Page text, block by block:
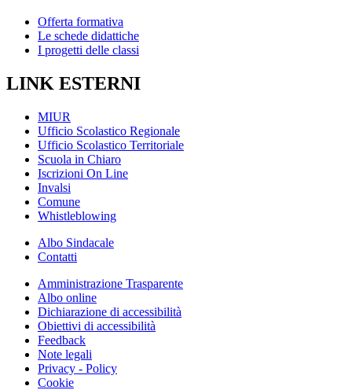
Offerta formativa
Le schede didattiche
I progetti delle classi
LINK ESTERNI
MIUR
Ufficio Scolastico Regionale
Ufficio Scolastico Territoriale
Scuola in Chiaro
Iscrizioni On Line
Invalsi
Comune
Whistleblowing
Albo Sindacale
Contatti
Amministrazione Trasparente
Albo online
Dichiarazione di accessibilità
Obiettivi di accessibilità
Feedback
Note legali
Privacy - Policy
Cookie